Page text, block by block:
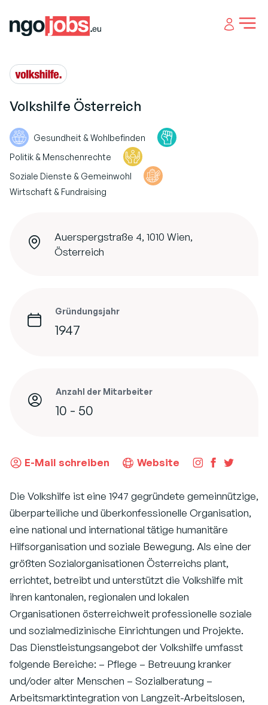
Open
Volkshilfe Österreich
Gesundheit & Wohlbefinden
Politik & Menschenrechte
Soziale Dienste & Gemeinwohl
Wirtschaft & Fundraising
Auerspergstraße 4, 1010 Wien,
Österreich
Gründungsjahr
1947
Anzahl der Mitarbeiter
10 - 50
E-Mail schreiben Website
Die Volkshilfe ist eine 1947 gegründete gemeinnützige,
überparteiliche und überkonfessionelle Organisation,
eine national und international tätige humanitäre
Hilfsorganisation und soziale Bewegung. Als eine der
größten Sozialorganisationen Österreichs plant,
errichtet, betreibt und unterstützt die Volkshilfe mit
ihren kantonalen, regionalen und lokalen
Organisationen österreichweit professionelle soziale
und sozialmedizinische Einrichtungen und Projekte.
Das Dienstleistungsangebot der Volkshilfe umfasst
folgende Bereiche: – Pflege – Betreuung kranker
und/oder alter Menschen – Sozialberatung –
Arbeitsmarktintegration von Langzeit-Arbeitslosen,